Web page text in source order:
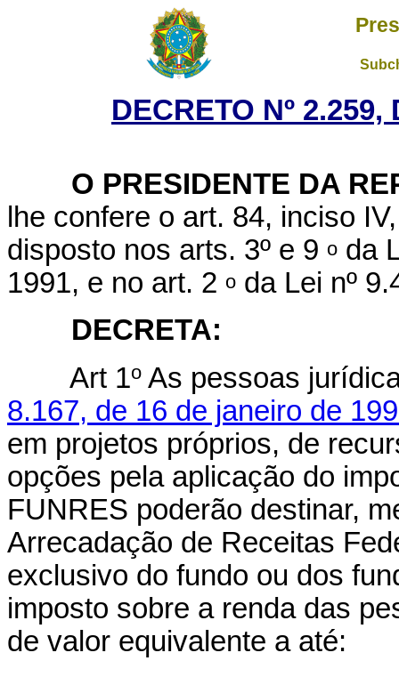
DECRETO Nº
O PRESIDENTE DA
lhe confere o art. 84, inciso
disposto nos arts. 3º e 9 o da
1991, e no art. 2 o da Lei nº
DECRETA:
Art 1o As pessoas
8.167, de 16 de janeiro de
em projetos próprios, de
opções pela aplicação do
FUNRES poderão destinar,
Arrecadação de Receitas
exclusivo do fundo ou dos
imposto sobre a renda das
de valor equivalente a até: